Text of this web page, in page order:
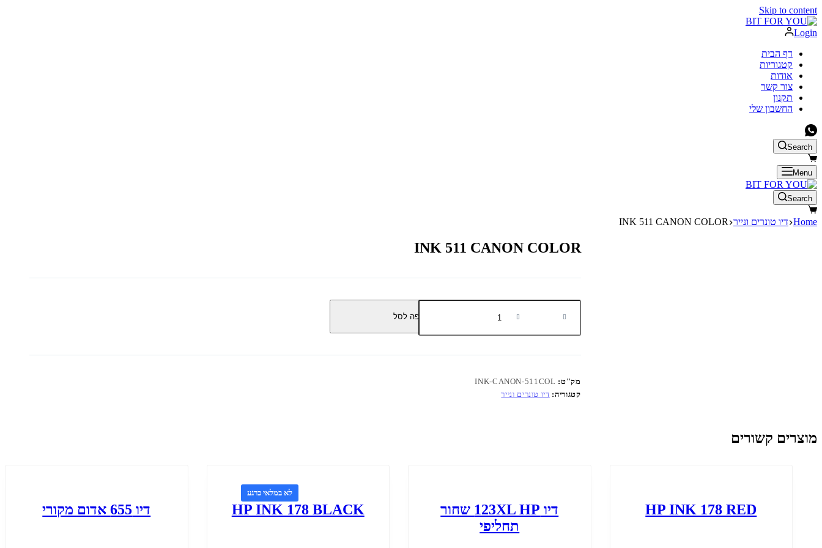
Skip to content
Login
דף הבית
קטגוריות
אודות
צור קשר
תקנון
החשבון שלי
Search
Menu
Search
Home דיו טונרים ונייר INK 511 CANON COLOR
INK 511 CANON COLOR
כמות
511
הוספה לסל
מק"ט: INK-CANON-511COL
קטגוריה: דיו טונרים ונייר
מוצרים קשורים
HP INK 178 RED
דיו 123XL HP שחור
תחליפי
לא במלאי כרגע
HP INK 178 BLACK דיו 655 אדום מקורי